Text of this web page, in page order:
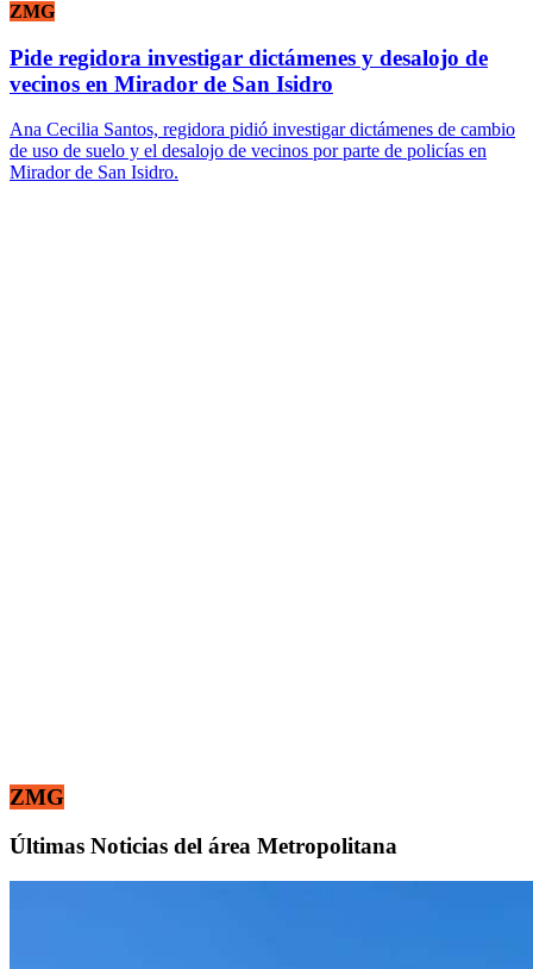
ZMG
Pide regidora investigar dictámenes y desalojo de
vecinos en Mirador de San Isidro
Ana Cecilia Santos, regidora pidió investigar dictámenes de cambio
de uso de suelo y el desalojo de vecinos por parte de policías en
Mirador de San Isidro.
ZMG
Últimas Noticias del área Metropolitana